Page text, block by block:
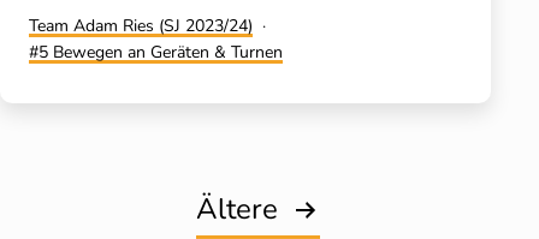
Kategorisiert
als
Team Adam Ries (SJ 2023/24)
Verschlagwortet
5 Bewegen an Geräten & Turnen
Seitennummerierung
Ältere